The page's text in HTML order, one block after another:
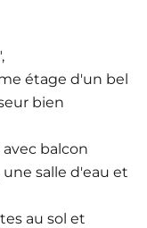
étage d'un bel
bien
balcon
salle d'eau et
au sol et